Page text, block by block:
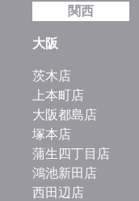
関西
大阪
茨木店
上本町店
大阪都島店
塚本店
蒲生四丁目店
鴻池新田店
西田辺店